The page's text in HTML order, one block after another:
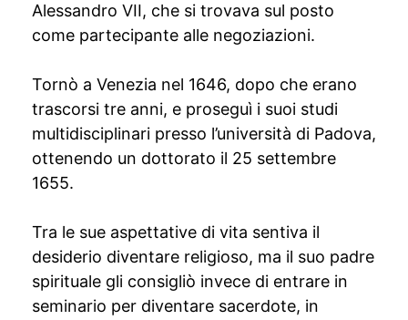
Alessandro VII, che si trovava sul posto
come partecipante alle negoziazioni.
Tornò a Venezia nel 1646, dopo che erano
trascorsi tre anni, e proseguì i suoi studi
multidisciplinari presso l’università di Padova,
ottenendo un dottorato il 25 settembre
1655.
Tra le sue aspettative di vita sentiva il
desiderio diventare religioso, ma il suo padre
spirituale gli consigliò invece di entrare in
seminario per diventare sacerdote, in